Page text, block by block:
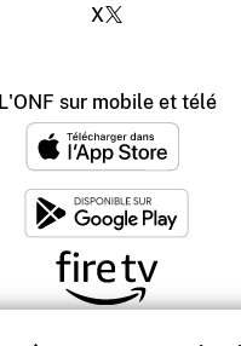
X
L'ONF sur mobile et télé